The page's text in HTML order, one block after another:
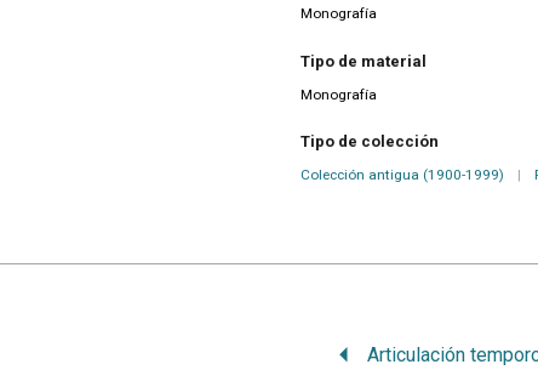
Monografía
Tipo de material
Monografía
Tipo de colección
Colección antigua (1900-1999) |